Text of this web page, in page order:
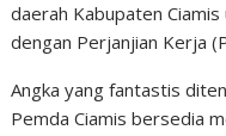
daerah Kabupaten
dengan Perjanjian Kerja
Angka yang fantastis
Pemda Ciamis bersedia